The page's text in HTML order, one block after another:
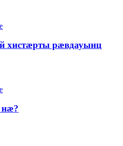
хистæрты рæвдауынц